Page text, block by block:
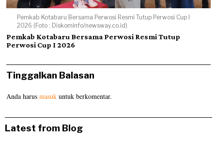
Pemkab Kotabaru Bersama Perwosi Resmi Tutup Perwosi Cup I
2026 (Foto : Diskominfo/newsway.co.id)
Pemkab Kotabaru Bersama Perwosi Resmi Tutup
Perwosi Cup I 2026
Tinggalkan Balasan
Anda harusmasuk untuk berkomentar.
Latest from Blog